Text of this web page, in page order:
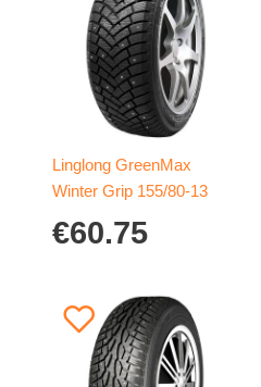
Linglong GreenMax
Winter Grip 155/80-13
€60.75